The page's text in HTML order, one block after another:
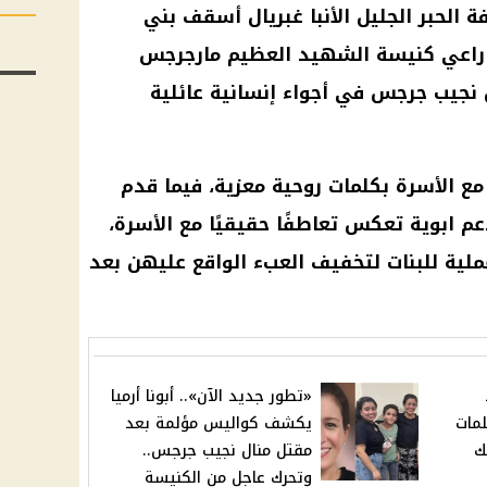
الجليل الأنبا غبريال أسقف بني
كنيسة الشهيد العظيم مارجرجس
نجيب جرجس في أجواء إنسانية عائلية
مع الأسرة بكلمات روحية معزية، فيما قدم
ابوية تعكس تعاطفًا حقيقيًا مع الأسرة،
للبنات لتخفيف العبء الواقع عليهن بعد
«تطور جديد الآن».. أبونا أرميا
يكشف كواليس مؤلمة بعد
مقتل منال نجيب جرجس..
وتحرك عاجل من الكنيسة